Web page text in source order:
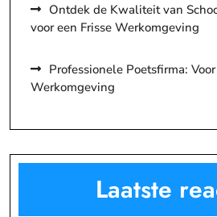
Ontdek de Kwaliteit van
voor een Frisse Werkomgeving
Professionele Poetsfirma:
Werkomgeving
Laatste